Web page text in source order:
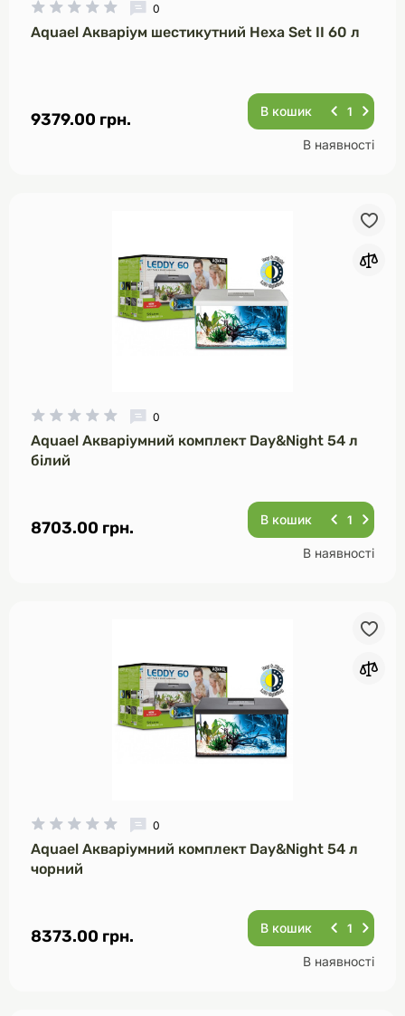
0
Aquael Акваріум шестикутний Hexa Set II 60 л
9379.00 грн. В кошик
В наявності
0
Aquael Акваріумний комплект Day&Night 54 л
білий
8703.00 грн. В кошик
В наявності
0
Aquael Акваріумний комплект Day&Night 54 л
чорний
8373.00 грн. В кошик
В наявності